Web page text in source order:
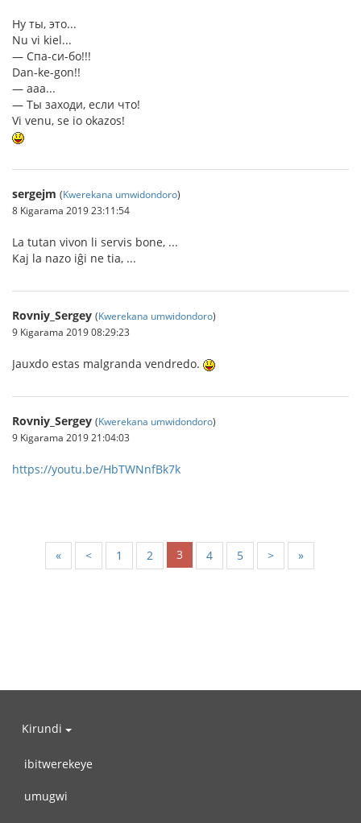
Ну ты, это...
Nu vi kiel...
― Спа-си-бо!!!
Dan-ke-gon!!
― ааа...
― Ты заходи, если что!
Vi venu, se io okazos!
sergejm (Kwerekana umwidondoro)
8 Kigarama 2019 23:11:54
La tutan vivon li servis bone, ...
Kaj la nazo iĝi ne tia, ...
Rovniy_Sergey (Kwerekana umwidondoro)
9 Kigarama 2019 08:29:23
Jauxdo estas malgranda vendredo.
Rovniy_Sergey (Kwerekana umwidondoro)
9 Kigarama 2019 21:04:03
https://youtu.be/HbTWNnfBk7k
« < 1 2 3 4 5 > »
Kirundi
ibitwerekeye
umugwi